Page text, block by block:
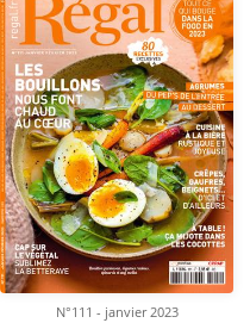
N°111 - janvier 2023